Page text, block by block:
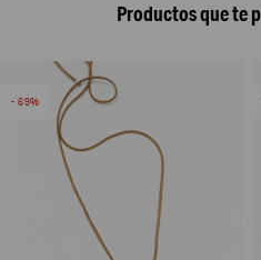
Productos que te
69